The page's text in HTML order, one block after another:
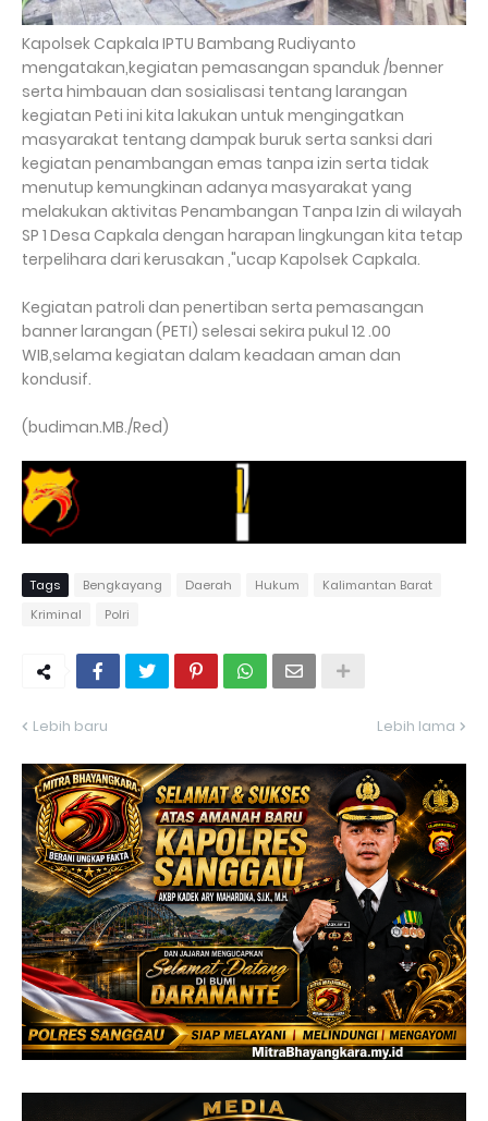
Kapolsek Capkala IPTU Bambang Rudiyanto
mengatakan,kegiatan pemasangan spanduk /benner
serta himbauan dan sosialisasi tentang larangan
kegiatan Peti ini kita lakukan untuk mengingatkan
masyarakat tentang dampak buruk serta sanksi dari
kegiatan penambangan emas tanpa izin serta tidak
menutup kemungkinan adanya masyarakat yang
melakukan aktivitas Penambangan Tanpa Izin di wilayah
SP 1 Desa Capkala dengan harapan lingkungan kita tetap
terpelihara dari kerusakan ,"ucap Kapolsek Capkala.
Kegiatan patroli dan penertiban serta pemasangan
banner larangan (PETI) selesai sekira pukul 12 .00
WIB,selama kegiatan dalam keadaan aman dan
kondusif.
(budiman.MB./Red)
Tags Bengkayang Daerah Hukum
Kalimantan Barat
Kriminal
Polri
Lebih baru Lebih lama